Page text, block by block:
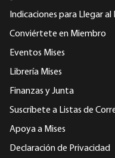
Indicaciones para Llegar
Conviértete en Miembro
Eventos Mises
Librería Mises
Finanzas y Junta
Suscríbete a Listas de
Apoya a Mises
Declaración de Privacidad